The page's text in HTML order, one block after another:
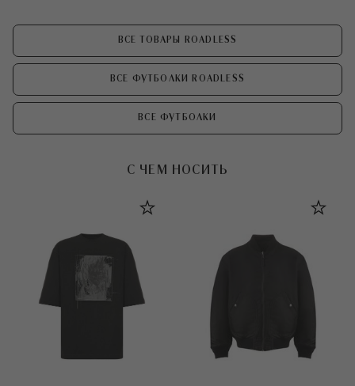
ВСЕ ТОВАРЫ ROADLESS
ВСЕ ФУТБОЛКИ ROADLESS
ВСЕ ФУТБОЛКИ
С ЧЕМ НОСИТЬ